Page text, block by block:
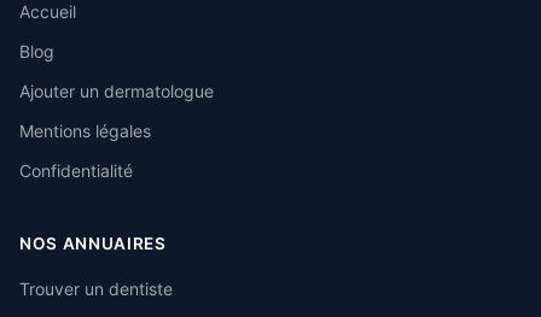
Accueil
Blog
Ajouter un dermatologue
Mentions légales
Confidentialité
NOS ANNUAIRES
Trouver un dentiste